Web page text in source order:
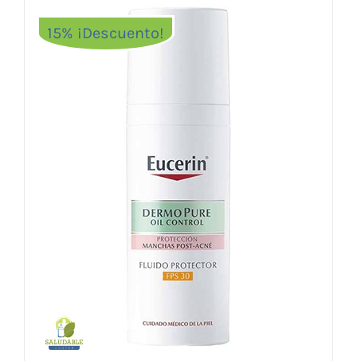
15% ¡Descuento!